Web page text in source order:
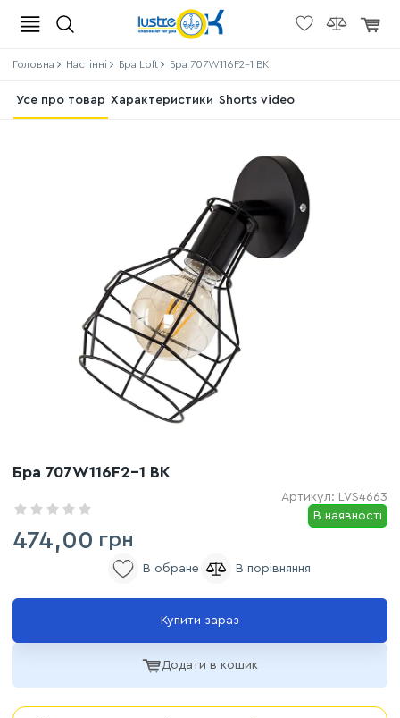
Головна Настінні Бра Loft Бра 707W116F2-1 BK
Усе про товар Характеристики Shorts video
Бра 707W116F2-1 BK
Артикул: LVS4663
В наявності
474,00 грн
Додати в кошик
Купити зараз